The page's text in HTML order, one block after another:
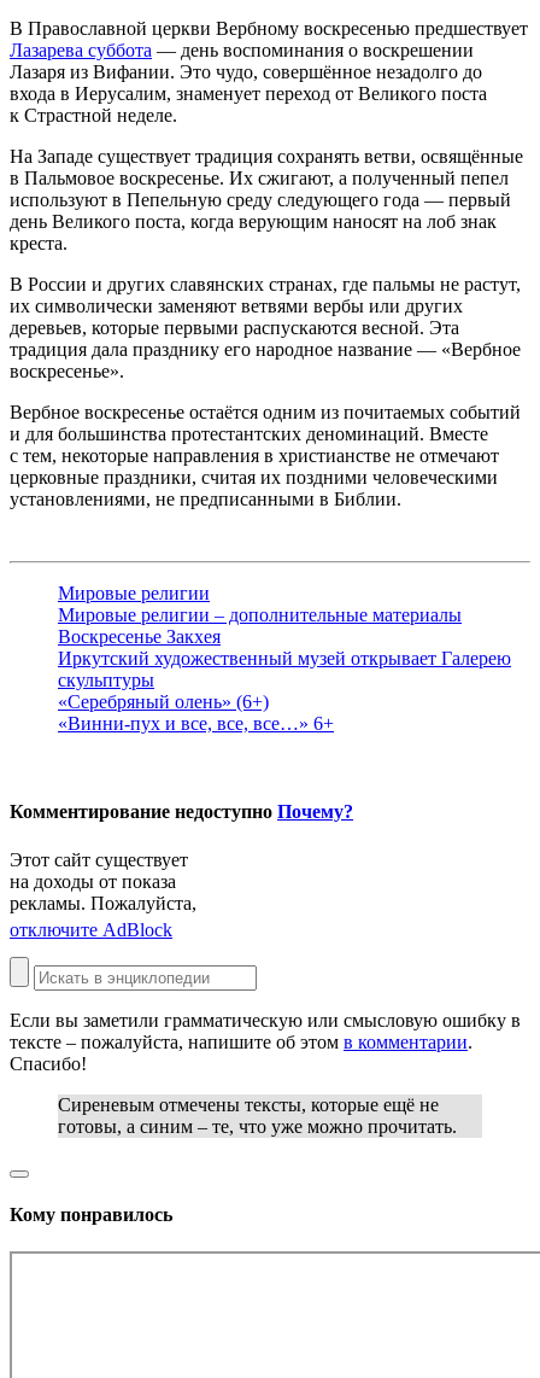
В Православной церкви Вербному воскресенью предшествует
Лазарева суббота — день воспоминания о воскрешении
Лазаря из Вифании. Это чудо, совершённое незадолго до
входа в Иерусалим, знаменует переход от Великого поста
к Страстной неделе.
На Западе существует традиция сохранять ветви, освящённые
в Пальмовое воскресенье. Их сжигают, а полученный пепел
используют в Пепельную среду следующего года — первый
день Великого поста, когда верующим наносят на лоб знак
креста.
В России и других славянских странах, где пальмы не растут,
их символически заменяют ветвями вербы или других
деревьев, которые первыми распускаются весной. Эта
традиция дала празднику его народное название — «Вербное
воскресенье».
Вербное воскресенье остаётся одним из почитаемых событий
и для большинства протестантских деноминаций. Вместе
с тем, некоторые направления в христианстве не отмечают
церковные праздники, считая их поздними человеческими
установлениями, не предписанными в Библии.
Мировые религии
Мировые религии – дополнительные материалы
Воскресенье Закхея
Иркутский художественный музей открывает Галерею
скульптуры
«Серебряный олень» (6+)
«Винни-пух и все, все, все…» 6+
Комментирование недоступно Почему?
Этот сайт существует
на доходы от показа
рекламы. Пожалуйста,
отключите AdBlock
Если вы заметили грамматическую или смысловую ошибку в
тексте – пожалуйста, напишите об этом в комментарии.
Спасибо!
Сиреневым отмечены тексты, которые ещё не
готовы, а синим – те, что уже можно прочитать.
Кому понравилось